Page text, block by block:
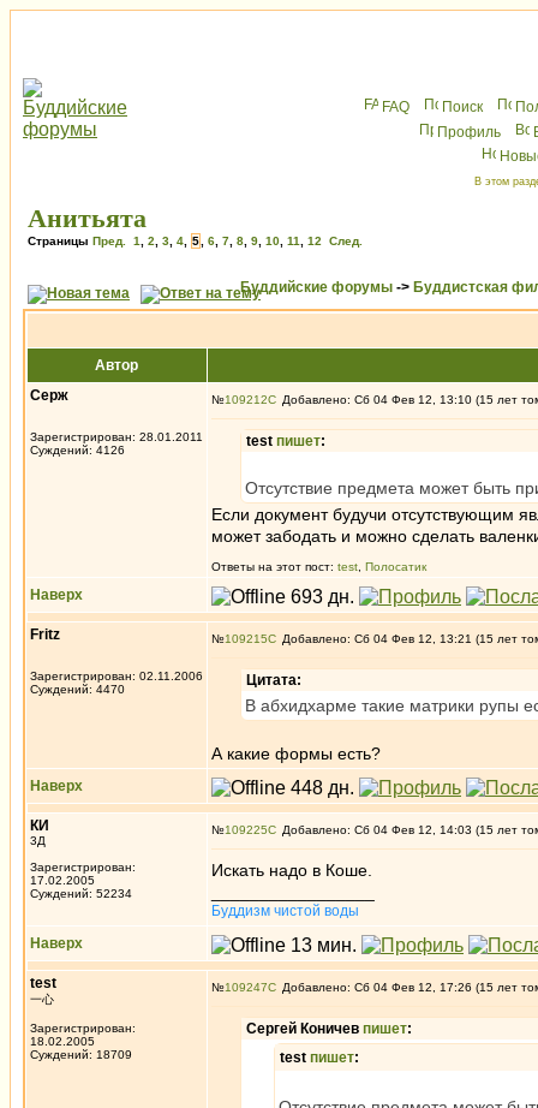
FAQ Поиск
Профиль
В этом
Анитьята
Страницы Пред. 1 2 3 4 5 6 7 8 9 10 11 12 След.
Буддийские форумы -> Буддистская
Автор
Серж
Зарегистрирован: 28.01.2011
Суждений: 4126
№109212 Добавлено: Сб 04 Фев 12, 13:10 (15 лет
test пишет:
Отсутствие предмета может быть
Если документ будучи отсутствующим
может забодать и можно сделать
Ответы на этот пост: test Полосатик
Наверх
Fritz
Зарегистрирован: 02.11.2006
Суждений: 4470
№109215 Добавлено: Сб 04 Фев 12, 13:21 (15 лет
Цитата:
В абхидхарме такие матрики рупы
А какие формы есть?
Наверх
КИ
3Д
Зарегистрирован:
17.02.2005
Суждений: 52234
№109225 Добавлено: Сб 04 Фев 12, 14:03 (15 лет
Искать надо в Коше.
Буддизм чистой воды
Наверх
test
一心
Зарегистрирован:
18.02.2005
Суждений: 18709
№109247 Добавлено: Сб 04 Фев 12, 17:26 (15 лет
Сергей Коничев пишет:
test пишет: